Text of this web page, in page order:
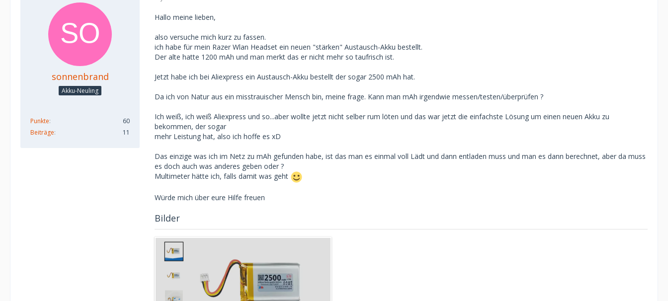
sonnenbrand
Akku-Neuling
Punkte
60
Beiträge
11
Hallo meine lieben,
also versuche mich kurz zu fassen.
ich habe für mein Razer Wlan Headset ein neuen "stärken" Austausch-Akku bestellt.
Der alte hatte 1200 mAh und man merkt das er nicht mehr so taufrisch ist.
Jetzt habe ich bei Aliexpress ein Austausch-Akku bestellt der sogar 2500 mAh hat.
Da ich von Natur aus ein misstrauischer Mensch bin, meine frage. Kann man mAh irgendwie messen/testen/überprüfen ?
Ich weiß, ich weiß Aliexpress und so...aber wollte jetzt nicht selber rum löten und das war jetzt die einfachste Lösung um einen neuen Akku zu
bekommen, der sogar
mehr Leistung hat, also ich hoffe es xD
Das einzige was ich im Netz zu mAh gefunden habe, ist das man es einmal voll Lädt und dann entladen muss und man es dann berechnet, aber da muss
es doch auch was anderes geben oder ?
Multimeter hätte ich, falls damit was geht
Würde mich über eure Hilfe freuen
Bilder